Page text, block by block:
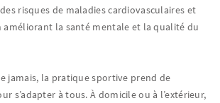
risques de maladies cardiovasculaires et
améliorant la santé mentale et la qualité du
jamais, la pratique sportive prend de
s’adapter à tous. À domicile ou à l’extérieur,